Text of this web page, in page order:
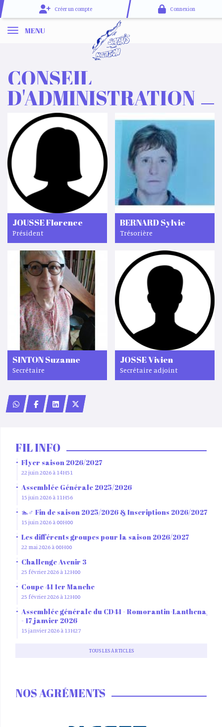
Créer un compte Connexion
MENU
CONSEIL
D'ADMINISTRATION
JOUSSE Florence
Président
BERNARD Sylvie
Trésorière
SINTON Suzanne
Secrétaire
JOSSE Vivien
Secrétaire adjoint
FIL INFO
Flyer saison 2026/2027
22 juin 2026 à 14H51
Assemblée Générale 2025/2026
15 juin 2026 à 11H56
🏊♂️ Fin de saison 2025/2026 & Inscriptions 2026/2027
15 juin 2026 à 00H00
Les différents groupes pour la saison 2026/2027
22 mai 2026 à 00H00
Challenge Avenir 3
25 février 2026 à 12H00
Coupe 41 1er Manche
25 février 2026 à 12H00
Assemblée générale du CD41 - Romorantin-Lanthenay
- 17 janvier 2026
15 janvier 2026 à 13H27
TOUS LES ARTICLES
NOS AGRÉMENTS
Panneau de gestion des cookies